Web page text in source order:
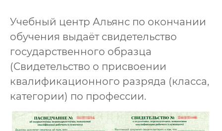
Учебный центр Альянс по окончании
обучения выдаёт свидетельство
государственного образца
(Свидетельство о присвоении
квалификационного разряда (класса,
категории) по профессии.